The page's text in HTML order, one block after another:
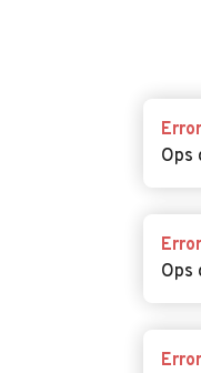
Error
Ops
Error
Ops
Error